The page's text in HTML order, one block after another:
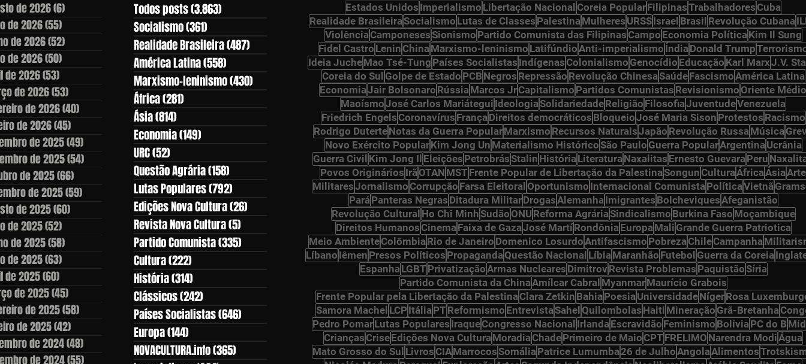
de 2026(6)
de 2026(55)
de 2026(52)
de 2026(50)
de 2026(53)
de 2026(53)
de 2026(40)
de 2026(45)
de 2025(49)
de 2025(54)
de 2025(66)
de 2025(59)
de 2025(60)
de 2025(52)
de 2025(58)
de 2025(63)
de 2025(60)
de 2025(45)
de 2025(58)
de 2025(42)
de 2024(48)
de 2024(55)
Todos posts(3.863)
Socialismo(361)
Realidade Brasileira(487)
América Latina(558)
Marxismo-leninismo(430)
África(281)
Ásia(814)
Economia(149)
URC(52)
Questão Agrária(158)
Lutas Populares(792)
Edições Nova Cultura(26)
Revista Nova Cultura(5)
Partido Comunista(335)
Cultura(222)
História(314)
Clássicos(242)
Países Socialistas(646)
Europa(144)
NOVACULTURA.info(365)
Estados Unidos Imperialismo Libertação Nacional Coreia PopularFilipinasTrabalhadores Cuba
Realidade BrasileiraSocialismo Lutas de Classes PalestinaMulheres URSSIsrael Brasil Revolução Cubana
ViolênciaCamponesesSionismo Partido Comunista das Filipinas Campo Economia PolíticaKim Il Sung
Fidel Castro Lenin ChinaMarxismo-leninismo LatifúndioAnti-imperialismo ÍndiaDonald Trump
Ideia JucheMao Tsé-Tung Países Socialistas Indígenas Colonialismo Genocídio Educação Karl MarxJ.V.
Coreia do Sul Golpe de Estado PCB Negros Repressão Revolução ChinesaSaúdeFascismoAmérica Latina
EconomiaJair Bolsonaro RússiaMarcos JrCapitalismo Partidos Comunistas Revisionismo Oriente Médio
MaoísmoJosé Carlos Mariátegui IdeologiaSolidariedadeReligião FilosofiaJuventudeVenezuela
Friedrich Engels Coronavírus FrançaDireitos democráticos BloqueioJosé Maria Sison Protestos Racismo
Rodrigo DuterteNotas da Guerra PopularMarxismo Recursos NaturaisJapão Revolução RussaMúsica
Novo Exército PopularKim Jong Un Materialismo HistóricoSão Paulo Guerra PopularArgentinaUcrânia
Guerra Civil Kim Jong Il Eleições PetrobrásStalin HistóriaLiteraturaNaxalitas Ernesto GuevaraPeru
Povos Originários IrãOTAN MST Frente Popular de Libertação da PalestinaSongun CulturaÁfricaÁsiaArte
MilitaresJornalismo Corrupção Farsa Eleitoral Oportunismo Internacional ComunistaPolíticaVietnã
ParáPanteras Negras Ditadura MilitarDrogasAlemanhaImigrantes BolcheviquesAfeganistão
Revolução Cultural Ho Chi MinhSudão ONU Reforma AgráriaSindicalismo Burkina Faso Moçambique
Direitos Humanos CinemaFaixa de GazaJosé MartíRondôniaEuropaMali Grande Guerra Patriotica
Meio AmbienteColômbiaRio de Janeiro Domenico LosurdoAntifascismo PobrezaChileCampanha
Líbano Iêmen Presos Políticos PropagandaQuestão Nacional LíbiaMaranhão Futebol Guerra da Coreia
EspanhaLGBT PrivatizaçãoArmas Nucleares Dimitrov Revista Problemas PaquistãoSíria
Partido Comunista da ChinaAmílcar Cabral MyanmarMaurício Grabois
Frente Popular pela Libertação da PalestinaClara Zetkin BahiaPoesiaUniversidadeNígerRosa
Samora Machel LCPItáliaPT Reformismo EntrevistaSahel Quilombolas Haiti Mineração Grã-Bretanha
Pedro PomarLutas Populares IraqueCongresso Nacional IrlandaEscravidão Feminismo BolíviaPC do B
Crianças CriseEdições Nova CulturaMoradiaChadePrimeiro de Maio CPT FRELIMO Narendra ModiÁgua
Mato Grosso do Sul Livros CIAMarrocosSomáliaPatrice Lumumba26 de JulhoAngolaAlimentos